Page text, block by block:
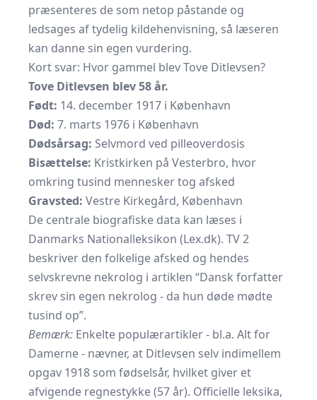
præsenteres de som netop påstande og
ledsages af tydelig kildehenvisning, så læseren
kan danne sin egen vurdering.
Kort svar: Hvor gammel blev Tove Ditlevsen?
Tove Ditlevsen blev 58 år.
Født: 14. december 1917 i København
Død: 7. marts 1976 i København
Dødsårsag: Selvmord ved pilleoverdosis
Bisættelse: Kristkirken på Vesterbro, hvor
omkring tusind mennesker tog afsked
Gravsted: Vestre Kirkegård, København
De centrale biografiske data kan læses i
Danmarks Nationalleksikon (Lex.dk). TV 2
beskriver den folkelige afsked og hendes
selvskrevne nekrolog i artiklen “Dansk forfatter
skrev sin egen nekrolog - da hun døde mødte
tusind op”.
Bemærk: Enkelte populærartikler - bl.a. Alt for
Damerne- nævner, at Ditlevsen selv indimellem
opgav 1918 som fødselsår, hvilket giver et
afvigende regnestykke (57 år). Officielle leksika,